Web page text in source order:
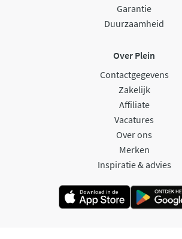
Garantie
Duurzaamheid
Over Plein
Contactgegevens
Zakelijk
Affiliate
Vacatures
Over ons
Merken
Inspiratie & advies